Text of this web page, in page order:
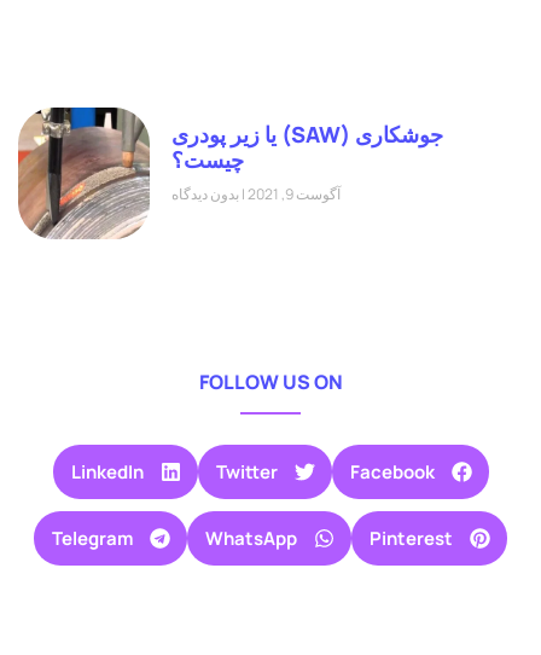
جوشکاری (SAW) یا زیر پودری
چیست؟
آگوست 9, 2021 بدون دیدگاه
FOLLOW US ON
Facebook
Twitter
LinkedIn
Pinterest
WhatsApp
Telegram